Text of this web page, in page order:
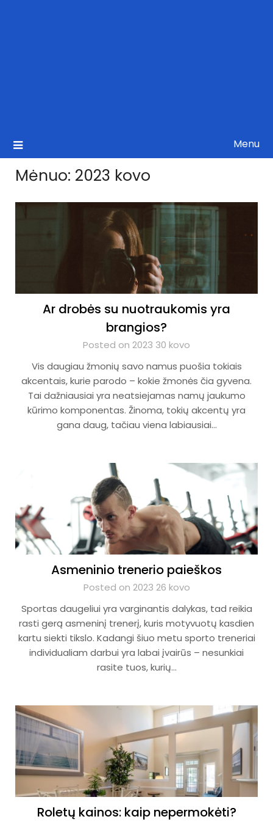
Menu
Mėnuo: 2023 kovo
Ar drobės su nuotraukomis yra
brangios?
Posted on 2023 30 kovo
Vis daugiau žmonių savo namus puošia tokiais
akcentais, kurie parodo – kokie žmonės čia gyvena.
Tai dažniausiai yra neatsiejamas namų jaukumo
kūrimo komponentas. Žinoma, tokių akcentų yra
gana daug, tačiau viena labiausiai…
Asmeninio trenerio paieškos
Posted on 2023 26 kovo
Sportas daugeliui yra varginantis dalykas, tad reikia
rasti gerą asmeninį trenerį, kuris motyvuotų kasdien
kartu siekti tikslo. Kadangi šiuo metu sporto treneriai
individualiam darbui yra labai įvairūs – nesunkiai
rasite tuos, kurių…
Roletų kainos: kaip nepermokėti?